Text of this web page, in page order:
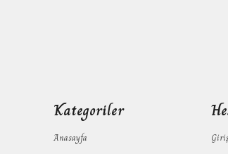
Kategoriler
Anasayfa